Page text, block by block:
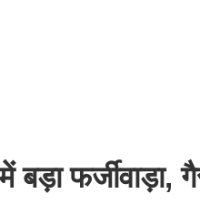
फर्जीवाड़ा,